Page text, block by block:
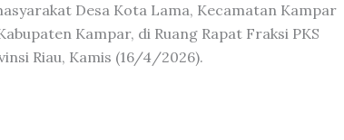
Desa Kota Lama, Kecamatan Kampar
Kampar, di Ruang Rapat Fraksi PKS
Riau, Kamis (16/4/2026).